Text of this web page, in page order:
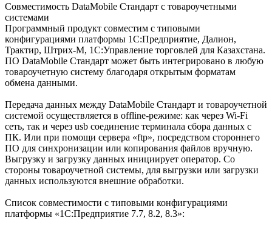
Совместимость DataMobile Стандарт с товароучетными
системами
Программный продукт совместим с типовыми
конфигурациями платформы 1С:Предприятие, Далион,
Трактир, Штрих-М, 1С:Управление торговлей для Казахстана.
ПО DataMobile Стандарт может быть интегрировано в любую
товароучетную систему благодаря открытым форматам
обмена данными.
Передача данных между DataMobile Стандарт и товароучетной
системой осуществляется в offline-режиме: как через Wi-Fi
сеть, так и через usb соединение терминала сбора данных с
ПК. Или при помощи сервера «ftp», посредством стороннего
ПО для синхронизации или копирования файлов вручную.
Выгрузку и загрузку данных инициирует оператор. Со
стороны товароучетной системы, для выгрузки или загрузки
данных используются внешние обработки.
Список совместимости с типовыми конфигурациями
платформы «1С:Предприятие 7.7, 8.2, 8.3»: